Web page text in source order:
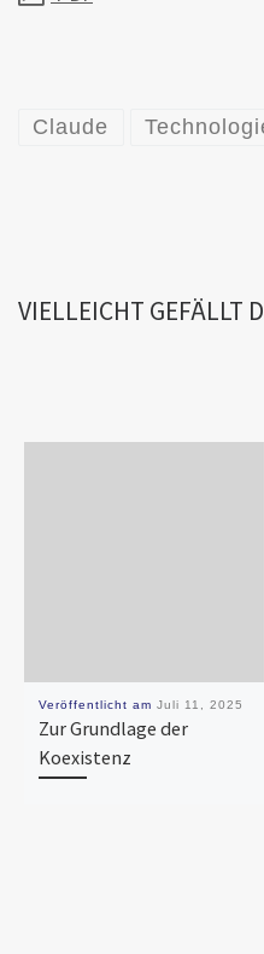
Claude
VIELLEICHT GEFÄLLT
Veröffentlicht am Juli 11, 2025
Zur Grundlage der
Koexistenz